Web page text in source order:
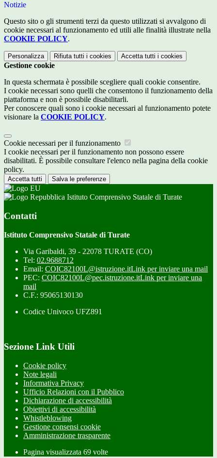
Notizie
Questo sito o gli strumenti terzi da questo utilizzati si avvalgono di
cookie necessari al funzionamento ed utili alle finalità illustrate nella
COOKIE POLICY.
Personalizza Rifiuta tutti i cookies Accetta tutti i cookies
Gestione cookie
In questa schermata è possibile scegliere quali cookie consentire.
I cookie necessari sono quelli che consentono il funzionamento della
piattaforma e non è possibile disabilitarli.
Per conoscere quali sono i cookie necessari al funzionamento potete
visionare la COOKIE POLICY.
Cookie necessari per il funzionamento
I cookie necessari per il funzionamento non possono essere
disabilitati. È possibile consultare l'elenco nella pagina della cookie
policy.
Accetta tutti Salva le preferenze
Istituto Comprensivo Statale di Turate
Contatti
Istituto Comprensivo Statale di Turate
Via Garibaldi, 39 - 22078 TURATE (CO)
Tel: 02.9688712
Email: COIC82100L@istruzione.itLink per inviare una mail
PEC: COIC82100L@pec.istruzione.itLink per inviare una
mail
C.F.: 95065130130
Codice Univoco UFZ891
Sezione Link Utili
Cookie policy
Note legali
Informativa Privacy
Ufficio Relazioni con il Pubblico
Dichiarazione di accessibilità
Obiettivi di accessibilità
Whistleblowing
Gestione consensi cookie
Amministrazione trasparente
Pagina visualizzata 69 volte